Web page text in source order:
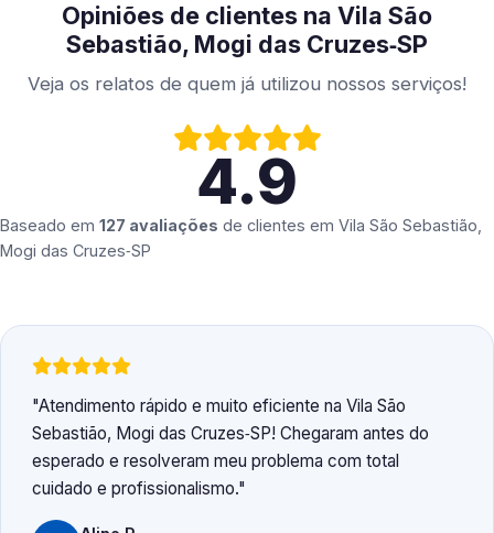
Opiniões de clientes na Vila São
Sebastião, Mogi das Cruzes‑SP
Veja os relatos de quem já utilizou nossos serviços!
4.9
Baseado em 127 avaliações de clientes em Vila São Sebastião,
Mogi das Cruzes‑SP
Atendimento rápido e muito eficiente na Vila São
Sebastião, Mogi das Cruzes‑SP! Chegaram antes do
esperado e resolveram meu problema com total
cuidado e profissionalismo.